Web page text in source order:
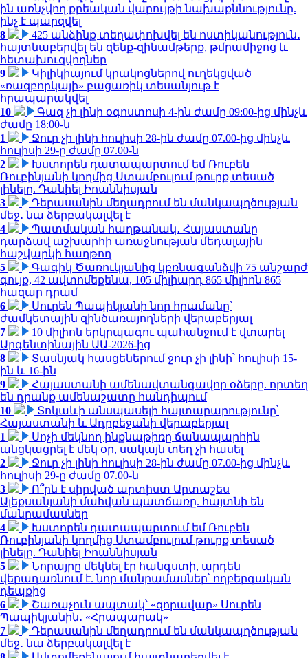
ին առնչվող քրեական վարույթի նախաքննությունը.
ինչ է պարզվել
8
425 անձինք տեղափոխվել են ոստիկանություն․
հայտնաբերվել են զենք-զինամթերք, թմրամիջոց և
հետախուզվողներ
9
Կիլիկիայում կրակոցներով ուղեկցված
«ռազբորկայի» բացառիկ տեսանյութ է
հրապարակվել
10
Գազ չի լինի օգոստոսի 4-ին ժամը 09:00-ից մինչև
ժամը 18:00-ն
1
Ջուր չի լինի հուլիսի 28-ին ժամը 07.00-ից մինչև
հուլիսի 29-ը ժամը 07.00-ն
2
Խստորեն դատապարտում եմ Ռուբեն
Ռուբինյանի կողմից Ստամբուլում թուրք տեսած
լինելը. Դանիել Իոաննիսյան
3
Դերասանին մեղադրում են մանկապղծության
մեջ․ նա ձերբակալվել է
4
Պատմական հաղթանակ․ Հայաստանը
դարձավ աշխարհի առաջնության մեդալային
հաշվարկի հաղթող
5
Գագիկ Ծառուկյանից կբռնագանձվի 75 անշարժ
գույք, 42 ավտոմեքենա, 105 միլիարդ 865 միլիոն 865
հազար դրամ
6
Սուրեն Պապիկյանի նոր հրամանը՝
ժամկետային զինծառայողների վերաբերյալ
7
10 միլիոն երկրպագու պահանջում է վտարել
Արգենտինային ԱԱ-2026-ից
8
Տասնյակ հասցեներում ջուր չի լինի՝ հուլիսի 15-
ին և 16-ին
9
Հայաստանի ամենավտանգավոր օձերը. որտեղ
են դրանք ամենաշատը հանդիպում
10
Տոկաևի անսպասելի հայտարարությունը՝
Հայաստանի և Ադրբեջանի վերաբերյալ
1
Սոչի մեկնող ինքնաթիռը ճանապարհին
անցկացրել է մեկ օր, սակայն տեղ չի հասել
2
Ջուր չի լինի հուլիսի 28-ին ժամը 07.00-ից մինչև
հուլիսի 29-ը ժամը 07.00-ն
3
Ո՞րն է սիրված արտիստ Արտաշես
Ալեքսանյանի մահվան պատճառը. հայտնի են
մանրամասներ
4
Խստորեն դատապարտում եմ Ռուբեն
Ռուբինյանի կողմից Ստամբուլում թուրք տեսած
լինելը. Դանիել Իոաննիսյան
5
Նորայրը մեկնել էր հանգստի, արդեն
վերադառնում է. նոր մանրամասներ՝ ողբերգական
դեպքից
6
Շառաչուն ապտակ՝ «զորավար» Սուրեն
Պապիկյանին․ «Հրապարակ»
7
Դերասանին մեղադրում են մանկապղծության
մեջ․ նա ձերբակալվել է